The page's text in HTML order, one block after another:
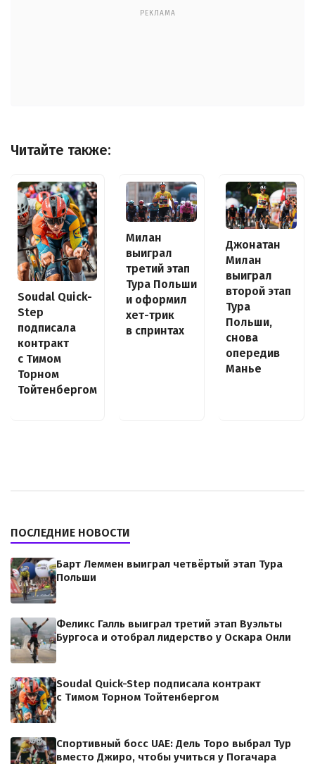
РЕКЛАМА
Читайте также:
Soudal Quick-
Step
подписала
контракт
с Тимом
Торном
Тойтенбергом
Милан
выиграл
третий этап
Тура Польши
и оформил
хет-трик
в спринтах
Джонатан
Милан
выиграл
второй этап
Тура
Польши,
снова
опередив
Манье
ПОСЛЕДНИЕ НОВОСТИ
Барт Леммен выиграл четвёртый этап Тура
Польши
Феликс Галль выиграл третий этап Вуэльты
Бургоса и отобрал лидерство у Оскара Онли
Soudal Quick-Step подписала контракт
с Тимом Торном Тойтенбергом
Спортивный босс UAE: Дель Торо выбрал Тур
вместо Джиро, чтобы учиться у Погачара